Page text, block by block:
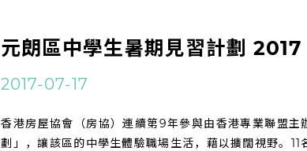
元朗區中學生暑期見習計劃 2017
2017-07-17
香港房屋協會（房協）連續第9年參與由香港專業聯盟主
劃」，讓該區的中學生體驗職場生活，藉以擴闊視野。